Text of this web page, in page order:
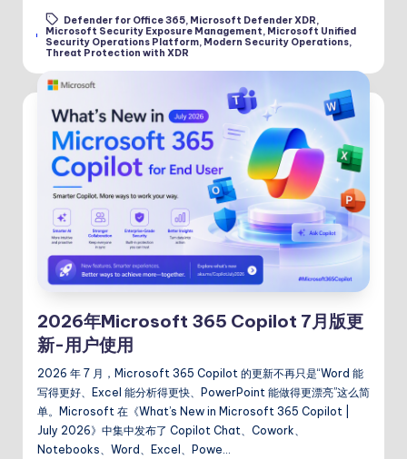
Tags:
Defender for Office 365, Microsoft Defender XDR,
Microsoft Security Exposure Management, Microsoft Unified
Security Operations Platform, Modern Security Operations,
Threat Protection with XDR
2026年Microsoft 365 Copilot 7月版更
新-用户使用
2026 年 7 月，Microsoft 365 Copilot 的更新不再只是“Word 能
写得更好、Excel 能分析得更快、PowerPoint 能做得更漂亮”这么简
单。Microsoft 在《What’s New in Microsoft 365 Copilot |
July 2026》中集中发布了 Copilot Chat、Cowork、
Notebooks、Word、Excel、Powe…